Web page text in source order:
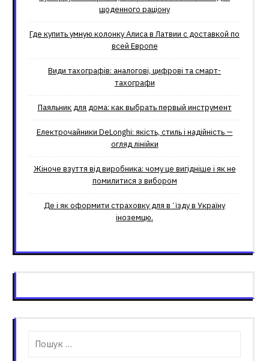
щоденного раціону
Где купить умную колонку Алиса в Латвии с доставкой по
всей Европе
Види тахографів: аналогові, цифрові та смарт-
тахографи
Паяльник для дома: как выбрать первый инструмент
Електрочайники DeLonghi: якість, стиль і надійність —
огляд лінійки
Жіноче взуття від виробника: чому це вигідніше і як не
помилитися з вибором
Де і як оформити страховку для вʼїзду в Україну
іноземцю.